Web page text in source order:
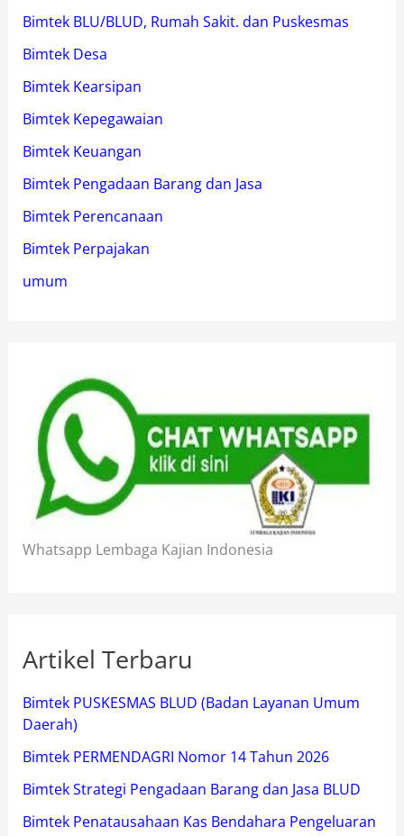
Bimtek BLU/BLUD, Rumah Sakit. dan Puskesmas
Bimtek Desa
Bimtek Kearsipan
Bimtek Kepegawaian
Bimtek Keuangan
Bimtek Pengadaan Barang dan Jasa
Bimtek Perencanaan
Bimtek Perpajakan
umum
Whatsapp Lembaga Kajian Indonesia
Artikel Terbaru
Bimtek PUSKESMAS BLUD (Badan Layanan Umum
Daerah)
Bimtek PERMENDAGRI Nomor 14 Tahun 2026
Bimtek Strategi Pengadaan Barang dan Jasa BLUD
Bimtek Penatausahaan Kas Bendahara Pengeluaran